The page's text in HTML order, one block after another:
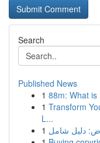
Search
Published News
1 88m: What is
1 Transform
L...
1